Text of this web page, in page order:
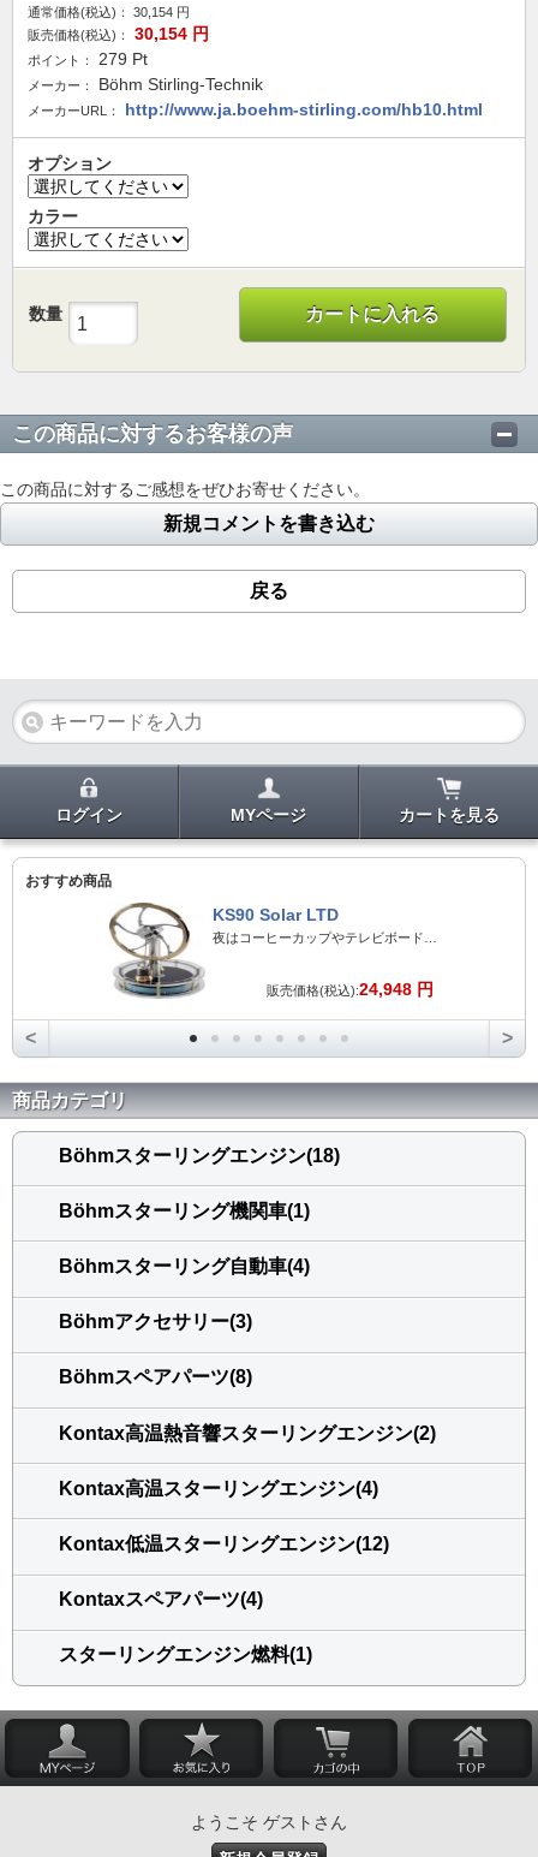
通常価格(税込)： 30,154 円
販売価格(税込)：
30,154 円
ポイント： 279 Pt
メーカー： Böhm Stirling-Technik
メーカーURL： http://www.ja.boehm-stirling.com/hb10.html
オプション
カラー
数量 カートに入れる
この商品に対するお客様の声
この商品に対するご感想をぜひお寄せください。
新規コメントを書き込む
戻る
ログイン MYページ カートを見る
おすすめ商品
KS90 Solar LTD
販売価格(税込):24,948 円
< >
商品カテゴリ
Böhmスターリングエンジン(18)
Böhmスターリング機関車(1)
Böhmスターリング自動車(4)
Böhmアクセサリー(3)
Böhmスペアパーツ(8)
Kontax高温熱音響スターリングエンジン(2)
Kontax高温スターリングエンジン(4)
Kontax低温スターリングエンジン(12)
Kontaxスペアパーツ(4)
スターリングエンジン燃料(1)
ようこそ ゲストさん